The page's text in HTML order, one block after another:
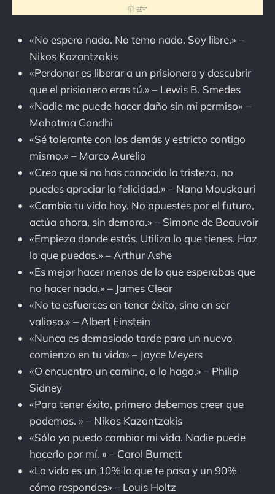
«No espero nada. No temo nada. Soy libre.» –
Nikos Kazantzakis
«Perdonar es liberar a un prisionero y descubrir
que el prisionero eras tú.» – Lewis B. Smedes
«Nadie me puede hacer daño sin mi permiso» –
Mahatma Gandhi
«Sé tolerante con los demás y estricto contigo
mismo.» – Marco Aurelio
«Creo que si no has conocido la tristeza, no
puedes apreciar la felicidad.» – Nana Mouskouri
«Cambia tu vida hoy. No apuestes por el futuro,
actúa ahora, sin demora.» – Simone de Beauvoir
«Empieza donde estás. Utiliza lo que tienes. Haz
lo que puedas.» – Arthur Ashe
«Es mejor hacer menos de lo que esperabas que
no hacer nada.» – James Clear
«No te esfuerces en tener éxito, sino en ser
valioso.» – Albert Einstein
«Nunca es demasiado tarde para un nuevo
comienzo en tu vida» – Joyce Meyers
«O encuentro un camino, o lo hago.» – Philip
Sidney
«Para tener éxito, primero debemos creer que
podemos. » – Nikos Kazantzakis
«Sólo yo puedo cambiar mi vida. Nadie puede
hacerlo por mí. » – Carol Burnett
«La vida es un 10% lo que te pasa y un 90%
cómo respondes» – Louis Holtz